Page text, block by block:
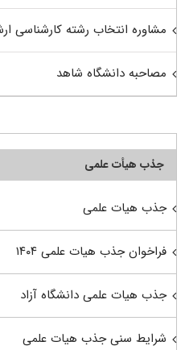
مشاوره انتخاب رشته کارشناسی
مصاحبه دانشگاه شاهد
جذب هیأت علمی
جذب هیات علمی
فراخوان جذب هیات علمی ۱۴۰۴
جذب هیات علمی دانشگاه آزاد
شرایط سنی جذب هیات علمی